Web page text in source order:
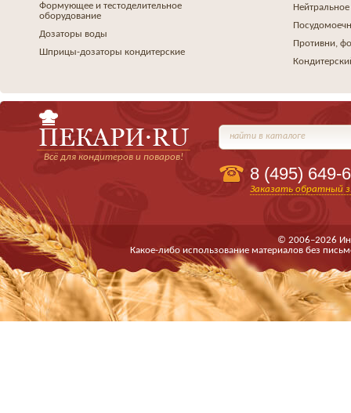
Формующее и тестоделительное
оборудование
Дозаторы воды
Шприцы-дозаторы кондитерские
Противни,
Всё для кондитеров и поваров!
найти в каталоге
8 (495) 649-
Заказать обратный
© 2006–2026
Какое-либо использование материалов без